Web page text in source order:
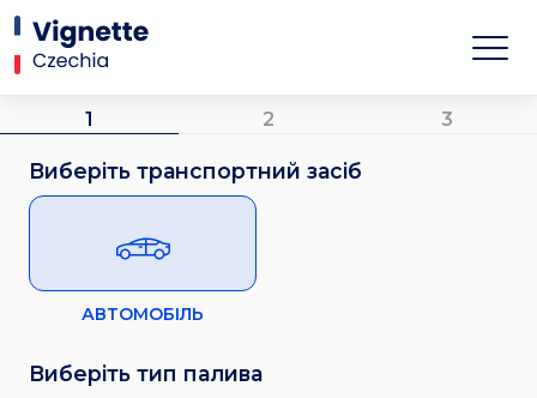
1 2 3
Виберіть транспортний засіб
АВТОМОБІЛЬ
Виберіть тип палива